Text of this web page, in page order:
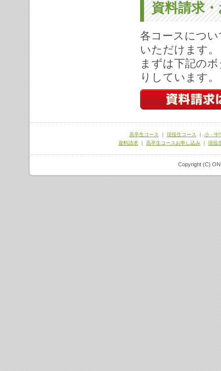
資料請求
各コースにつ
いただけます。
まずは下記の
りしています。
高卒生コース ｜ 現役生コース ｜ 小・中
資料請求 ｜ 高卒生コースお申し込み ｜ 現役
Copyright (C)